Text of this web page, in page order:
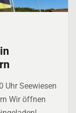
Uhr Seewiesen
Wir öffnen